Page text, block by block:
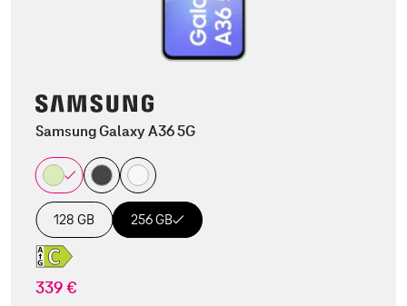
Samsung Galaxy A36 5G
128 GB 256 GB
339 €